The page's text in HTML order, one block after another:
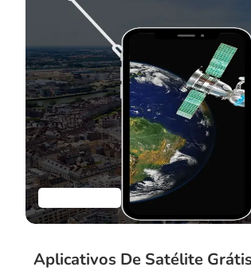
Aplicativos De Satélite Grátis